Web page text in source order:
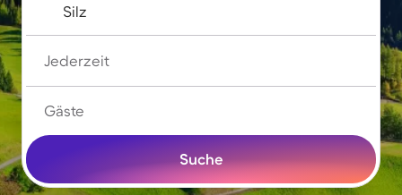
Jederzeit
Gäste
Suche